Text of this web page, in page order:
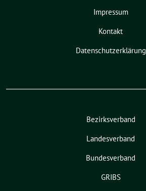
Impressum
Kontakt
Datenschutzerklärung
Bezirksverband
Landesverband
Bundesverband
GRIBS